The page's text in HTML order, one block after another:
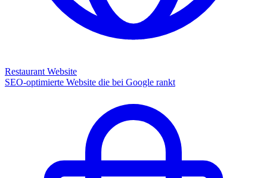
Restaurant Website
SEO-optimierte Website die bei Google rankt